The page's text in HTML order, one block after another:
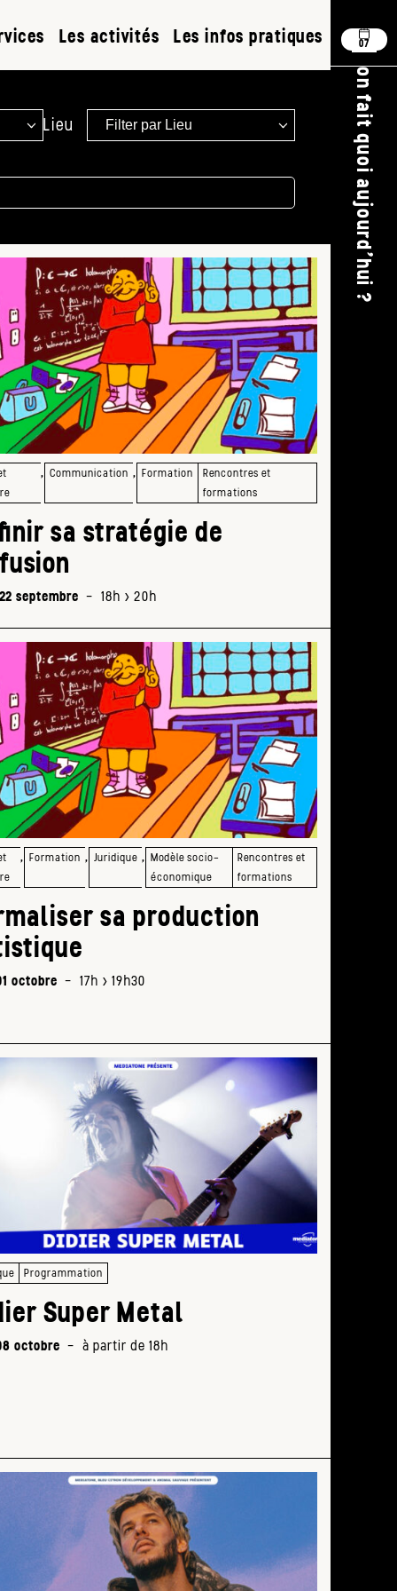
Les activités Les infos pratiques
Lieu
, Communication , Formation
Rencontres et
formations
sa stratégie de
septembre - 18h > 20h
, Formation , Juridique , Modèle socio-
économique
Rencontres et
formations
sa production
octobre - 17h > 19h30
Programmation
Super Metal
octobre - à partir de 18h
07
on fait quoi aujourd'hui ?